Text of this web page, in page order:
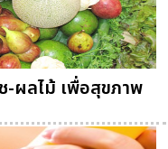
-ผลไม้ เพื่อสุขภาพ